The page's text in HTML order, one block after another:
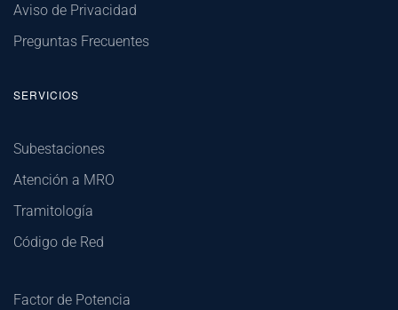
Aviso de Privacidad
Preguntas Frecuentes
SERVICIOS
Subestaciones
Atención a MRO
Tramitología
Código de Red
Factor de Potencia